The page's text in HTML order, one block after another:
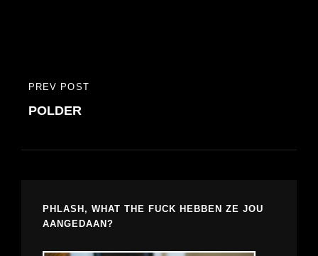
Bericht
navigatie
PREVIOUS
POST
PREV POST
POLDER
PHLASH, WHAT THE FUCK HEBBEN ZE JOU
AANGEDAAN?